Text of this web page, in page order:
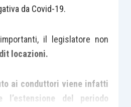
da Covid-19.
il legislatore non
locazioni.
ai conduttori viene infatti
l’estensione del periodo